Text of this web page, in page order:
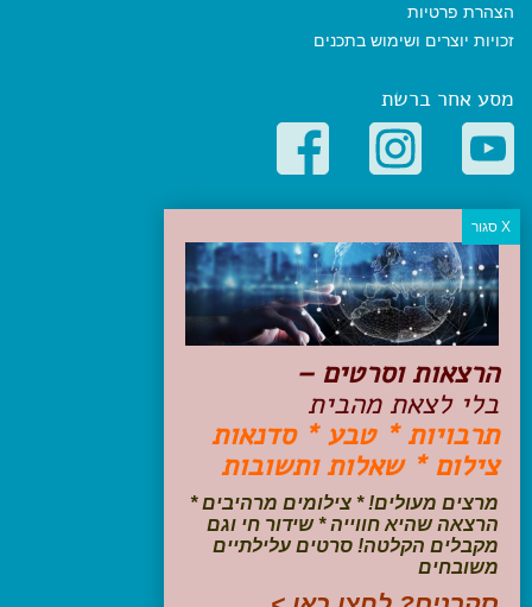
הצהרת פרטיות
זכויות יוצרים ושימוש בתכנים
מסע אחר ברשת
קטגוריות פופולריות
יעדים
טיולים בישראל
מלונות בוטיק בישראל
טיפים והמלצות
הכנות לנסיעה
טיולי ג'יפים
טיולים עם ילדים
שייט, הפלגות, קרוזים
עקבו אחרינו בפייסבוק
הרצאות וסרטים –
בלי לצאת מהבית
תרבויות * טבע * סדנאות
צילום * שאלות ותשובות
מרצים מעולים! * צילומים מרהיבים *
הרצאה שהיא חווייה * שידור חי וגם
מקבלים הקלטה! סרטים עלילתיים
משובחים